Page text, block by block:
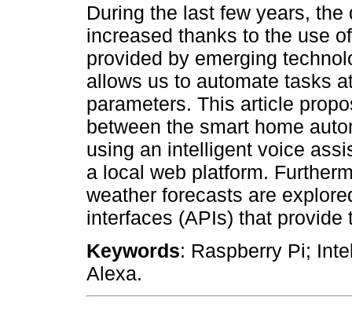
During the last few years,
increased thanks to the use
provided by emerging
allows us to automate tasks
parameters. This article
between the smart home
using an intelligent voice
a local web platform.
weather forecasts are
interfaces (APIs) that provide
Keywords: Raspberry Pi;
Alexa.